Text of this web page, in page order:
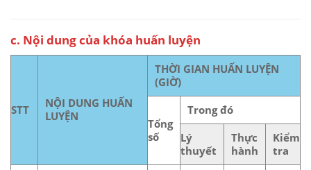
c. Nội dung của khóa huấn luyện
STT
NỘI DUNG HUẤN
LUYỆN
THỜI GIAN HUẤN LUYỆN
(GIỜ)
Tổng
số
Trong đó
Lý
thuyết
Thực
hành
Kiểm
tra